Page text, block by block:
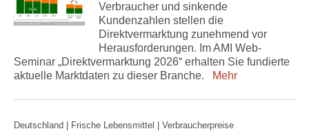
Verbraucher und sinkende
Kundenzahlen stellen die
Direktvermarktung zunehmend vor
Herausforderungen. Im AMI Web-
Seminar „Direktvermarktung 2026“ erhalten Sie fundierte
aktuelle Marktdaten zu dieser Branche.
Mehr
Deutschland | Frische Lebensmittel | Verbraucherpreise